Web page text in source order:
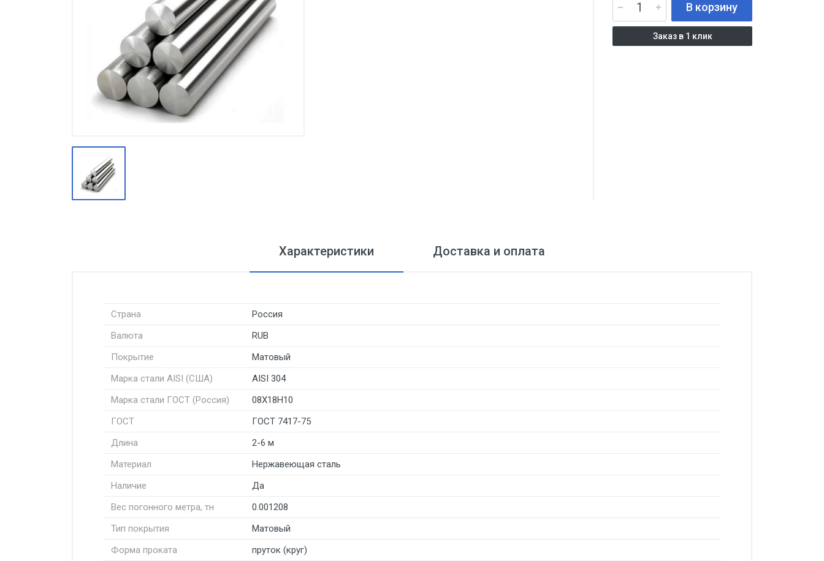
Производство
Штакетник
Черный металлопрокат
Нержавеющий металлопрокат
метизы
Оцинкованный металлопрокат
Запорная арматура
В корзину
Заказ в 1 клик
Характеристики Доставка и оплата
Страна
Россия
Валюта
RUB
Покрытие
Матовый
Марка стали AISI (США)
AISI 304
Марка стали ГОСТ (Россия)
08Х18Н10
ГОСТ
ГОСТ 7417-75
Длина
2-6 м
Материал
Нержавеющая сталь
Наличие
Да
Вес погонного метра, тн
0.001208
Тип покрытия
Матовый
Форма проката
пруток (круг)